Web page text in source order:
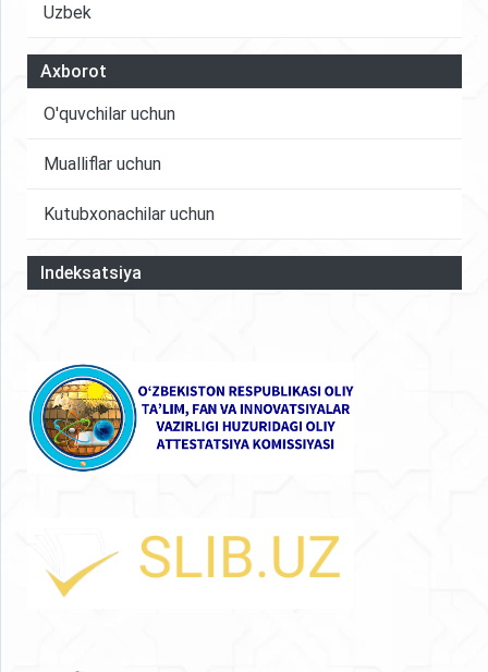
Uzbek
Axborot
O'quvchilar uchun
Mualliflar uchun
Kutubxonachilar uchun
Indeksatsiya